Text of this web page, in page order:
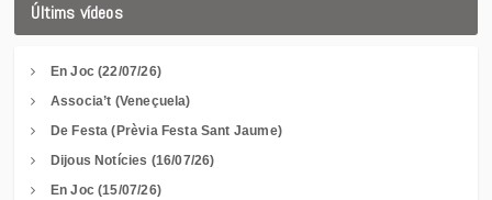
Últims vídeos
En Joc (22/07/26)
Associa’t (Veneçuela)
De Festa (Prèvia Festa Sant Jaume)
Dijous Notícies (16/07/26)
En Joc (15/07/26)